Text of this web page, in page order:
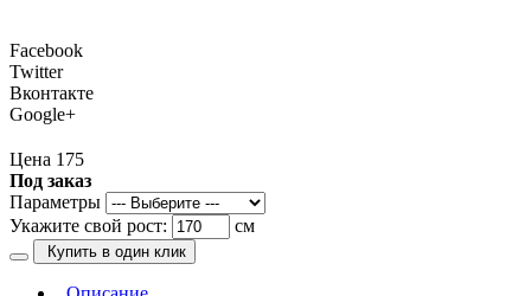
Facebook
Twitter
Вконтакте
Google+
Цена 175
Под заказ
Параметры
Укажите свой рост:
см
Купить в один клик